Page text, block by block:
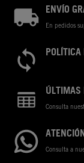
ENVÍO
En pedidos
ÚLTIMAS
Consulta
Consulta a